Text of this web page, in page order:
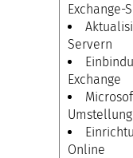
Exchange-
Servern
Exchange
Umstellung
Online